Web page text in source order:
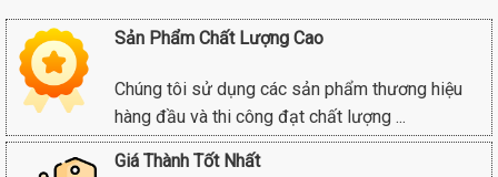
Sản Phẩm Chất Lượng Cao
Chúng tôi sử dụng các sản phẩm thương hiệu
hàng đầu và thi công đạt chất lượng ...
Giá Thành Tốt Nhất